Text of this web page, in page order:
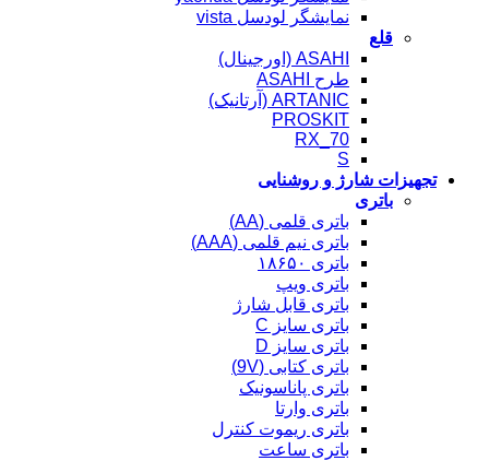
نمایشگر لودسل vista
قلع
ASAHI (اورجینال)
طرح ASAHI
ARTANIC (آرتانیک)
PROSKIT
RX_70
S
تجهیزات شارژ و روشنایی
باتری
باتری قلمی (AA)
باتری نیم قلمی (AAA)
باتری ۱۸۶۵۰
باتری ویپ
باتری قابل شارژ
باتری سایز C
باتری سایز D
باتری کتابی (9V)
باتری پاناسونیک
باتری وارتا
باتری ریموت کنترل
باتری ساعت